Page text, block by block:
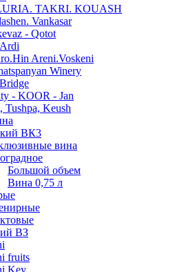
TAKRI. KOUASH
Vankasar
- Qotot
Areni.Voskeni
Winery
- KOOR - Jan
Tushpa, Keush
ВК3
вина
Большой объем
Вина 0,75 л
ВЗ
fruits
Key